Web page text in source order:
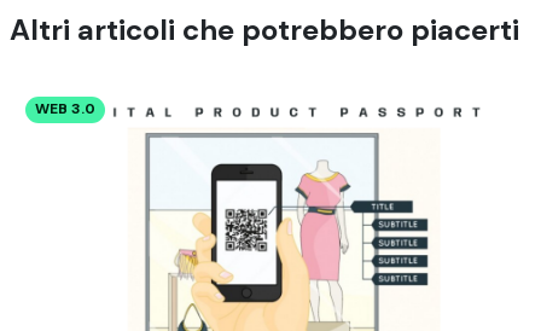
Altri articoli che potrebbero piacerti
WEB 3.0